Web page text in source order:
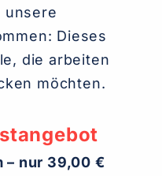
unsere
Dieses
die arbeiten
möchten.
– nur 39,00 €